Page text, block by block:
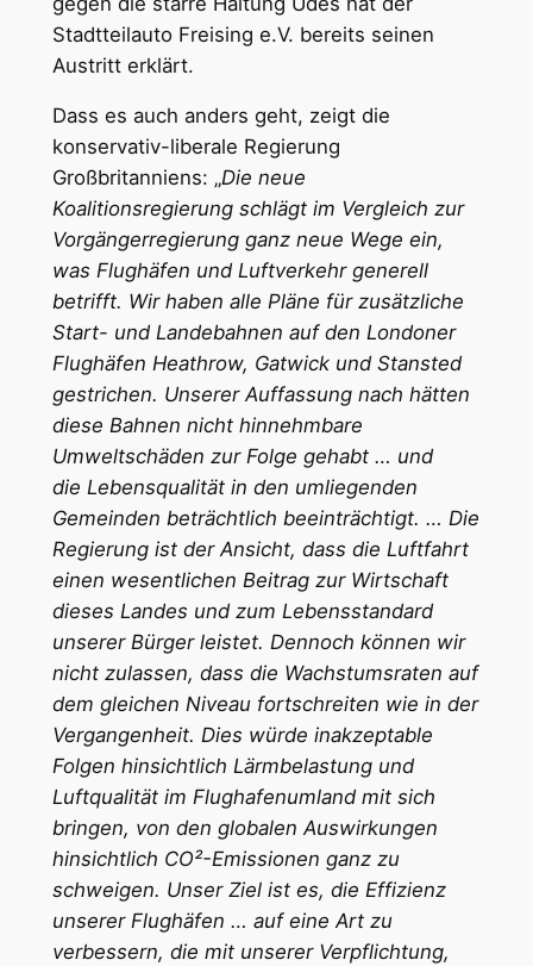
Stadtteilauto Freising e.V. bereits seinen
Austritt erklärt.
Dass es auch anders geht, zeigt die
konservativ-liberale Regierung
Großbritanniens: „Die neue
Koalitionsregierung schlägt im Vergleich zur
Vorgängerregierung ganz neue Wege ein,
was Flughäfen und Luftverkehr generell
betrifft. Wir haben alle Pläne für zusätzliche
Start- und Landebahnen auf den Londoner
Flughäfen Heathrow, Gatwick und Stansted
gestrichen. Unserer Auffassung nach hätten
diese Bahnen nicht hinnehmbare
Umweltschäden zur Folge gehabt … und
die Lebensqualität in den umliegenden
Gemeinden beträchtlich beeinträchtigt. … Die
Regierung ist der Ansicht, dass die Luftfahrt
einen wesentlichen Beitrag zur Wirtschaft
dieses Landes und zum Lebensstandard
unserer Bürger leistet. Dennoch können wir
nicht zulassen, dass die Wachstumsraten auf
dem gleichen Niveau fortschreiten wie in der
Vergangenheit. Dies würde inakzeptable
Folgen hinsichtlich Lärmbelastung und
Luftqualität im Flughafenumland mit sich
bringen, von den globalen Auswirkungen
hinsichtlich CO²-Emissionen ganz zu
schweigen. Unser Ziel ist es, die Effizienz
unserer Flughäfen … auf eine Art zu
verbessern, die mit unserer Verpflichtung,